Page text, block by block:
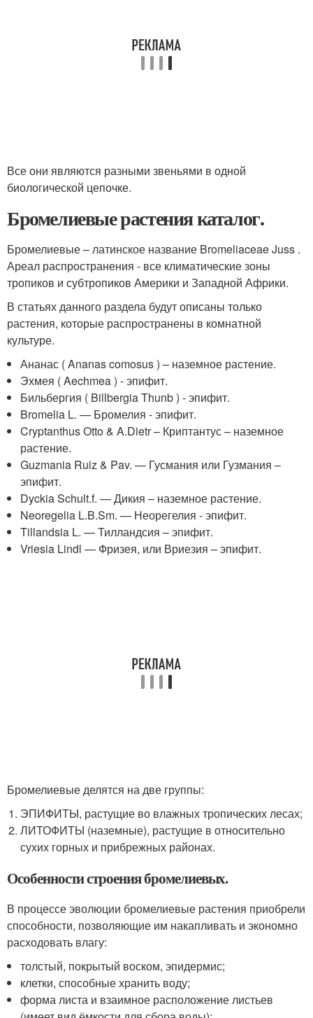
Все они являются разными звеньями в одной
биологической цепочке.
Бромелиевые растения каталог.
Бромелиевые – латинское название Bromeliaceae Juss .
Ареал распространения - все климатические зоны
тропиков и субтропиков Америки и Западной Африки.
В статьях данного раздела будут описаны только
растения, которые распространены в комнатной
культуре.
Ананас ( Ananas comosus ) – наземное растение.
Эхмея ( Aechmea ) - эпифит.
Бильбергия ( Billbergia Thunb ) - эпифит.
Bromelia L. — Бромелия - эпифит.
Cryptanthus Otto & A.Dietr – Криптантус – наземное
растение.
Guzmania Ruiz & Pav. — Гусмания или Гузмания –
эпифит.
Dyckia Schult.f. — Дикия – наземное растение.
Neoregelia L.B.Sm. — Неорегелия - эпифит.
Tillandsia L. — Тилландсия – эпифит.
Vriesia Lindl — Фризея, или Вриезия – эпифит.
Бромелиевые делятся на две группы:
ЭПИФИТЫ, растущие во влажных тропических лесах;
ЛИТОФИТЫ (наземные), растущие в относительно
сухих горных и прибрежных районах.
Особенности строения бромелиевых.
В процессе эволюции бромелиевые растения приобрели
способности, позволяющие им накапливать и экономно
расходовать влагу:
толстый, покрытый воском, эпидермис;
клетки, способные хранить воду;
форма листа и взаимное расположение листьев